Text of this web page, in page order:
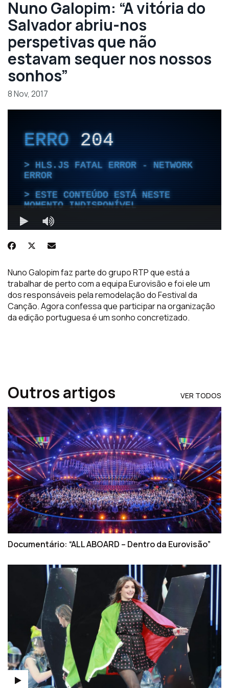
Nuno Galopim: “A vitória do
Salvador abriu-nos
perspetivas que não
estavam sequer nos nossos
sonhos”
8 Nov, 2017
Nuno Galopim faz parte do grupo RTP que está a
trabalhar de perto com a equipa Eurovisão e foi ele um
dos responsáveis pela remodelação do Festival da
Canção. Agora confessa que participar na organização
da edição portuguesa é um sonho concretizado.
Outros artigos VER TODOS
Documentário: “ALL ABOARD – Dentro da Eurovisão”